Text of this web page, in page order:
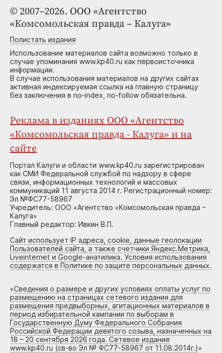
© 2007–2026. ООО «Агентство
«Комсомольская правда – Калуга»
Полистать издания
Использование материалов сайта возможно только в
случае упоминания www.kp40.ru как первоисточника
информации.
В случае использования материалов на других сайтах
активная индексируемая ссылка на главную страницу
без заключения в no-index, no-follow обязательна.
Реклама в изданиях ООО «Агентство
«Комсомольская правда - Калуга» и на
сайте
Портал Калуги и области www.kp40.ru зарегистрирован
как СМИ Федеральной службой по надзору в сфере
связи, информационных технологий и массовых
коммуникаций 11 августа 2014 г. Регистрационный номер:
Эл №ФС77-58967
Учредитель: ООО «Агентство «Комсомольская правда –
Калуга»
Главный редактор: Ивкин В.П.
Сайт использует IP адреса, cookie, данные геолокации
Пользователей сайта, а также счетчики Яндекс.Метрика,
Liveinternet и Google-анатилика. Условия использования
содержатся в Политике по защите персональных данных.
«Сведения о размере и других условиях оплаты услуг по
размещению на страницах сетевого издания для
размещения предвыборных, агитационных материалов в
период избирательной кампании по выборам в
Государственную Думу Федерального Собрания
Российской Федерации девятого созыва, назначенных на
18 – 20 сентября 2026 года. Сетевое издание
www.kp40.ru (св-во Эл № ФС77-58967 от 11.08.2014г.)»